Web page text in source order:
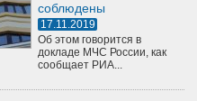
соблюдены
17.11.2019
Об этом говорится в
докладе МЧС России, как
сообщает РИА...